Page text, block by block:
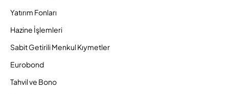
Yatırım Fonları
Hazine İşlemleri
Sabit Getirili Menkul Kıymetler
Eurobond
Tahvil ve Bono